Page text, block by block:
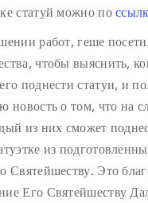
статуй можно по
работ, геше
чтобы выяснить,
поднести статуи, и
новость о том, что на
из них сможет
из
Святейшеству. Это
Его Святейшеству